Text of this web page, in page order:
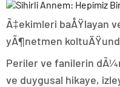
Ã‡ekimleri baÅŸlayan
yÃ¶netmen
Periler ve fanilerin
ve duygusal hikaye,